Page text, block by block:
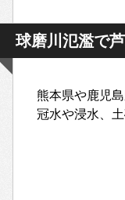
球磨川氾濫で
熊本県や鹿児
冠水や浸水、